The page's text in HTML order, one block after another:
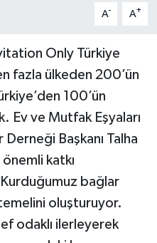
A- A+
Only Türkiye
fazla ülkeden 200’ün
100’ün
Ev ve Mutfak Eşyaları
Başkanı Talha
katkı
bağlar
oluşturuyor.
odaklı ilerleyerek